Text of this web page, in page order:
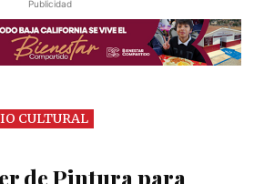
Publicidad
CULTURAL
de Pintura para